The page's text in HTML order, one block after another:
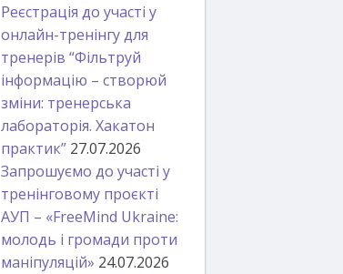
Реєстрація до участі у
онлайн-тренінгу для
тренерів “Фільтруй
інформацію – створюй
зміни: тренерська
лабораторія. Хакатон
практик” 27.07.2026
Запрошуємо до участі у
тренінговому проєкті
АУП – «FreeMind Ukraine:
молодь і громади проти
маніпуляцій» 24.07.2026